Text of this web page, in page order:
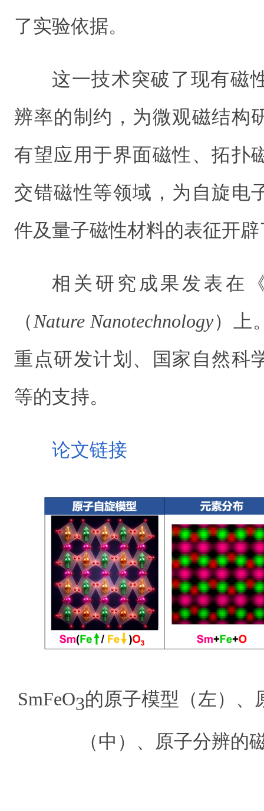
了实验依据。
这一技术突破了现有磁
辨率的制约，为微观磁结构
有望应用于界面磁性、拓扑
交错磁性等领域，为自旋电
件及量子磁性材料的表征开
相关研究成果发表在
（ Nature Nanotechnology）上
重点研发计划、国家自然科
等的支持。
论文链接
SmFeO3的原子模型（左）、
（中）、原子分辨的